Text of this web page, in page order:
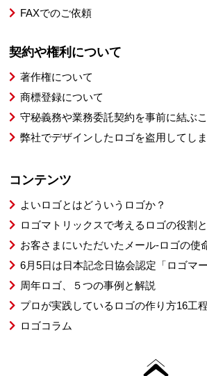
FAXでのご依頼
契約や権利について
著作権について
商標登録について
守秘義務や業務委託契約を事前に結ぶ
弊社でデザインしたロゴを盗用してし
コンテンツ
よいロゴとはどういうロゴか？
ロゴマトリックスで考えるロゴの役割
お客さまにいただいたメール-ロゴの使
6月5日は日本記念日協会認定「ロゴマー
周年ロゴ、５つの事例と解説
プロが実践しているロゴの作り方16工程
ロゴコラム